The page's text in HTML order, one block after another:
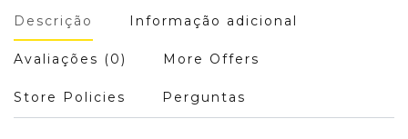
Descrição Informação adicional
Avaliações (0) More Offers
Store Policies Perguntas